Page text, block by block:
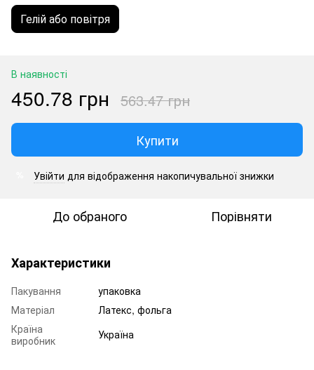
Гелій або повітря
В наявності
450.78 грн 563.47 грн
Купити
Увійти для відображення накопичувальної знижки
До обраного Порівняти
Характеристики
Пакування
упаковка
Матеріал
Латекс, фольга
Країна
виробник
Україна